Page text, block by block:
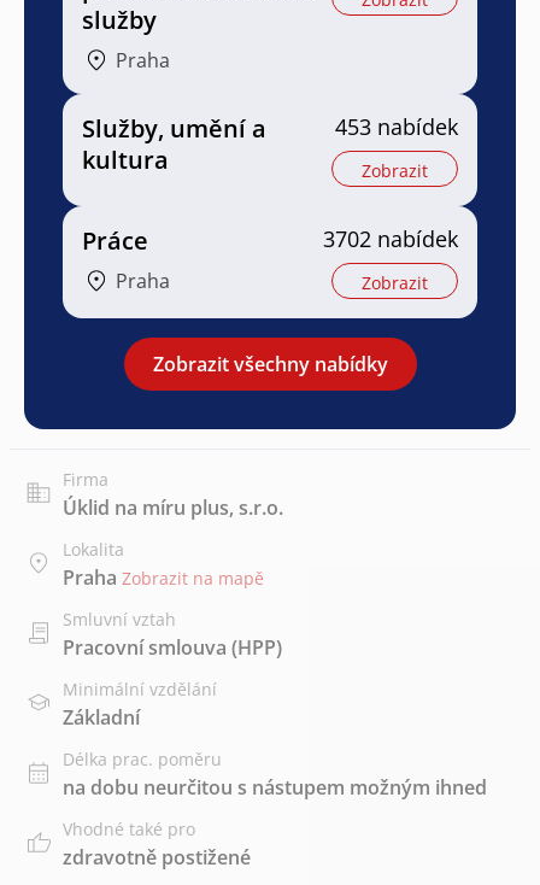
služby
Praha
Služby, umění a
kultura
453 nabídek
Zobrazit
Práce
Praha
3702 nabídek
Zobrazit
Zobrazit všechny nabídky
Firma
Úklid na míru plus, s.r.o.
Lokalita
Praha Zobrazit na mapě
Smluvní vztah
Pracovní smlouva (HPP)
Minimální vzdělání
Základní
Délka prac. poměru
na dobu neurčitou s nástupem možným ihned
Vhodné také pro
zdravotně postižené